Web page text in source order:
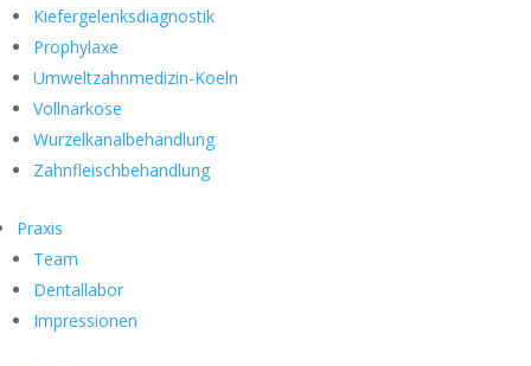
Kiefergelenksdiagnostik
Prophylaxe
Umweltzahnmedizin-Koeln
Vollnarkose
Wurzelkanalbehandlung
Zahnfleischbehandlung
Praxis
Team
Dentallabor
Impressionen